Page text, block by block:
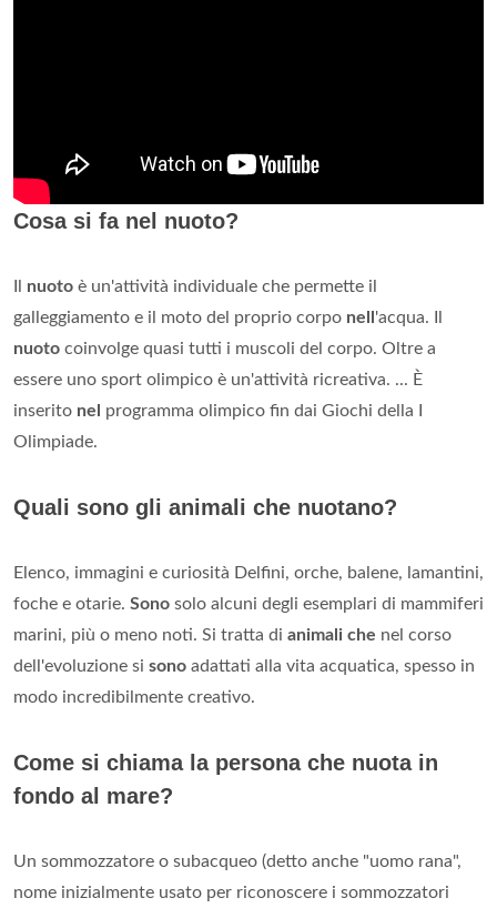
Cosa si fa nel nuoto?
nuoto è un'attività individuale che permette il
galleggiamento e il moto del proprio corpo nell 'acqua. Il
nuoto coinvolge quasi tutti i muscoli del corpo. Oltre a
essere uno sport olimpico è un'attività ricreativa. ... È
inserito nel
programma olimpico fin dai Giochi della I
Olimpiade.
Quali sono gli animali che nuotano?
Elenco, immagini e curiosità Delfini, orche, balene, lamantini,
foche e otarie. Sono solo alcuni degli esemplari di mammiferi
marini, più o meno noti. Si tratta di animali che nel corso
dell'evoluzione si sono adattati alla vita acquatica, spesso in
modo incredibilmente creativo.
Come si chiama la persona che nuota in
fondo al mare?
Un sommozzatore o subacqueo (detto anche "uomo rana",
nome inizialmente usato per riconoscere i sommozzatori